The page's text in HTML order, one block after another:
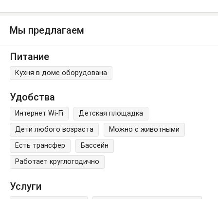
Мы предлагаем
Питание
Кухня в доме оборудована
Удобства
Интернет Wi-Fi
Детская площадка
Дети любого возраста
Можно с животными
Есть трансфер
Бассейн
Работает круглогодично
Услуги